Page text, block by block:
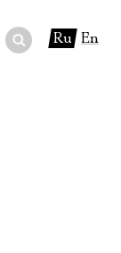
Ru En